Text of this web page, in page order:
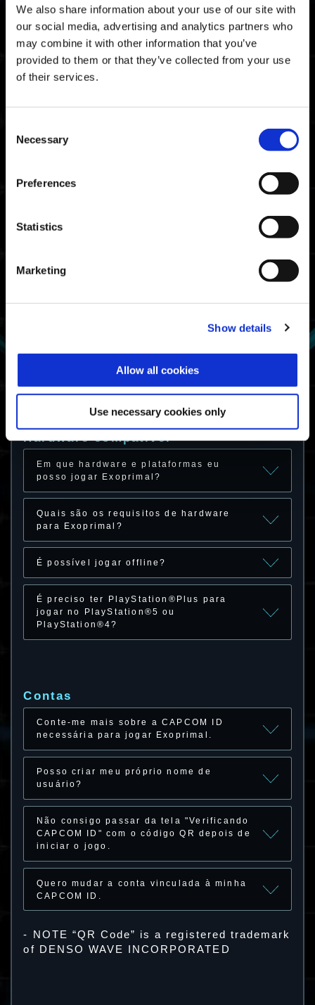
We also share information about your use of our site with
our social media, advertising and analytics partners who
may combine it with other information that you’ve
provided to them or that they’ve collected from your use
of their services.
Selection
Necessary
Preferences
Statistics
Marketing
Show details
Allow all cookies
Use necessary cookies only
dados entre aparelhos diferentes?
É possível ganhar as recompensas do
Passe de Sobrevivência da 1ª
Temporada: Série Premium se eu não
obtê-las durante a temporada?
disponível para compra?
Eu já comprei o Passe de Sobrevivência
novo para obter as recompensas?
Comprei o Kit de Sobrecarga 1, mas
nenhum dos exotrajes versão Alfa foi
Não consigo organizar partida de
sala/achar sala de Jogo Personalizado
após sair de um Jogo Personalizado.
Hardware compatível
Em que hardware e plataformas eu
posso jogar Exoprimal?
Quais são os requisitos de hardware
para Exoprimal?
É possível jogar offline?
É preciso ter PlayStation®Plus para
jogar no PlayStation®5 ou
PlayStation®4?
Contas
Conte-me mais sobre a CAPCOM ID
necessária para jogar Exoprimal.
Posso criar meu próprio nome de
usuário?
Não consigo passar da tela "Verificando
CAPCOM ID" com o código QR depois de
iniciar o jogo.
Quero mudar a conta vinculada à minha
CAPCOM ID.
- NOTE “QR Code” is a registered trademark
of DENSO WAVE INCORPORATED